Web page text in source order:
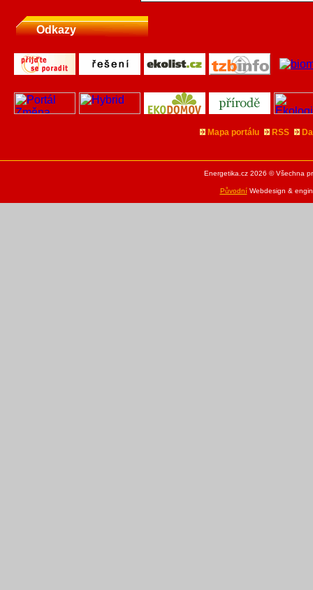
Odkazy
Mapa portálu RSS
Energetika.cz 2026 © Všechna
PůvodníWebdesign &